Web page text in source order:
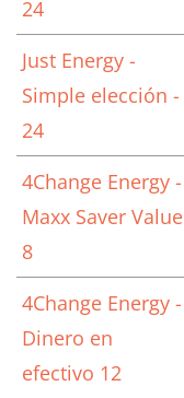
24
Just Energy -
Simple elección -
24
4Change Energy -
Maxx Saver Value
8
4Change Energy -
Dinero en
efectivo 12